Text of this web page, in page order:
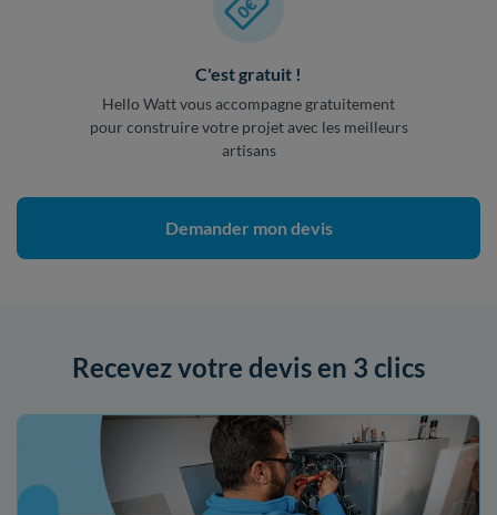
C'est gratuit !
Hello Watt vous accompagne gratuitement
pour construire votre projet avec les meilleurs
artisans
Demander mon devis
Recevez votre devis en 3 clics